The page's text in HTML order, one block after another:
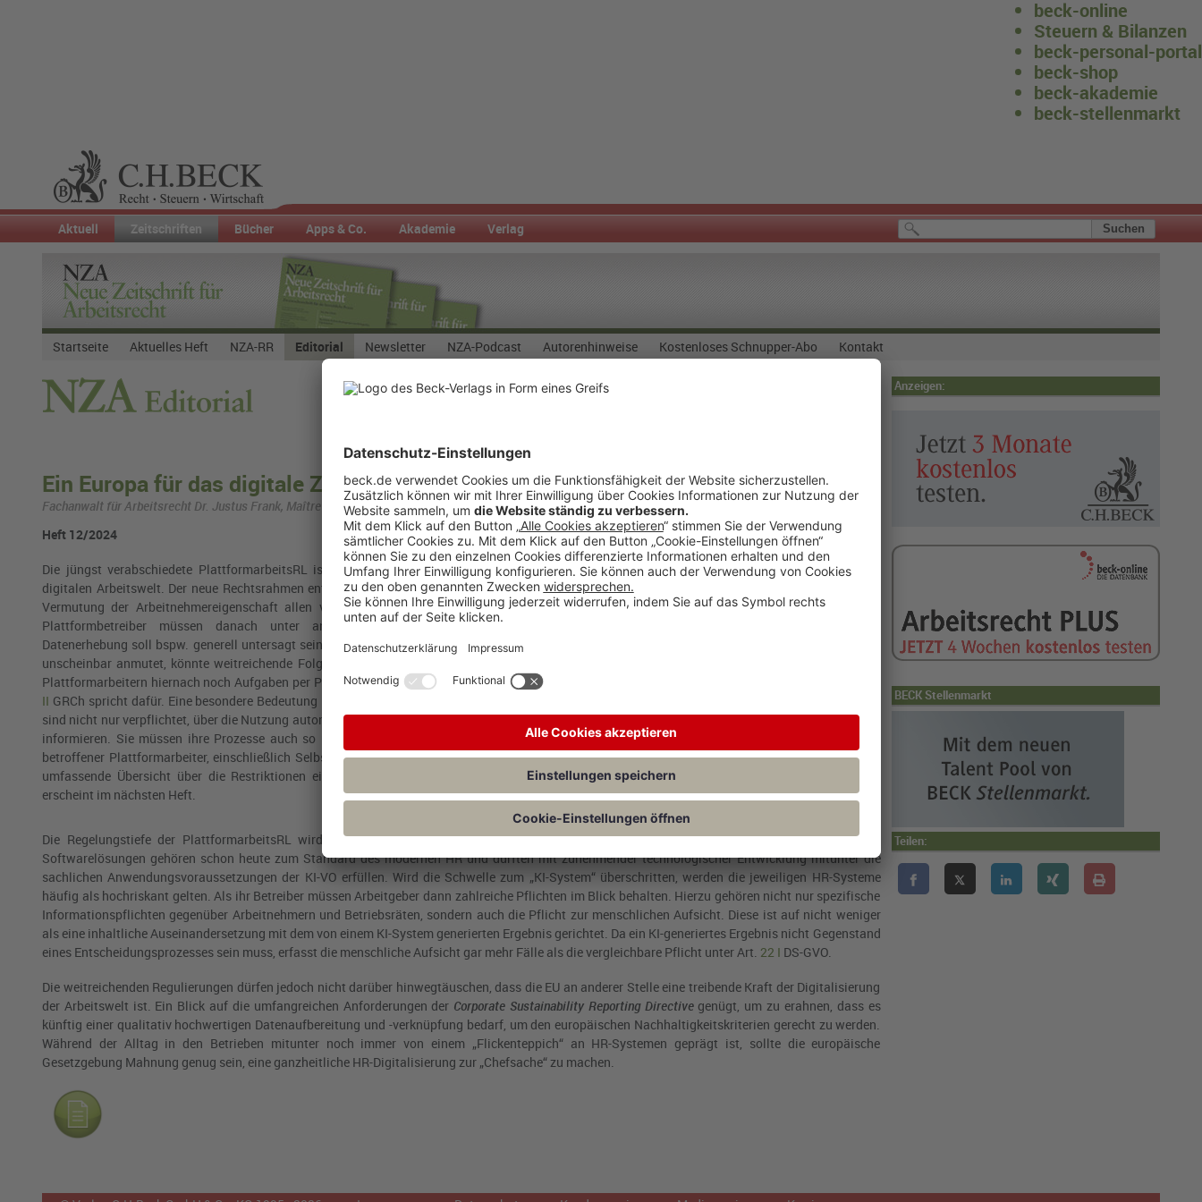
beck-online
Steuern & Bilanzen
beck-personal-portal
beck-shop
beck-akademie
beck-stellenmarkt
Aktuell Zeitschriften Bücher Apps & Co. Akademie Verlag
Startseite Aktuelles Heft NZA-RR Editorial Newsletter NZA-Podcast Autorenhinweise Kostenloses Schnupper-Abo Kontakt
Ein Europa für das digitale Zeitalter
Fachanwalt für Arbeitsrecht Dr. Justus Frank, Maître en droit, LL.M.
Heft 12/2024
Die jüngst verabschiedete PlattformarbeitsRL ist das nächste europäische Mosaiksteinchen zur Regulierung der
digitalen Arbeitswelt. Der neue Rechtsrahmen enthält neben der von Fischels/Sokoll (NZA2024,721) untersuchten
Vermutung der Arbeitnehmereigenschaft allen voran umfassende Vorgaben zum algorithmischen Management.
Plattformbetreiber müssen danach unter anderem besondere Datenverarbeitungsverbote beachten. Eine
Datenerhebung soll bspw. generell untersagt sein, wenn Plattformarbeit nicht ausgeführt oder angeboten wird. Was
unscheinbar anmutet, könnte weitreichende Folgen haben. Plattformbetreiber werden sich fragen, ob sie inaktiven
Plattformarbeitern hiernach noch Aufgaben per Push-Nachricht anbieten dürfen. Der Einwilligungsvorbehalt in
II GRCh spricht dafür. Eine besondere Bedeutung kommt auch den Transparenzanforderungen zu. Plattformbetreiber
sind nicht nur verpflichtet, über die Nutzung automatisierter Überwachungs- und Entscheidungssysteme detailliert zu
informieren. Sie müssen ihre Prozesse auch so umstellen, dass sie automatisierte Entscheidungen auf Verlangen
betroffener Plattformarbeiter, einschließlich Selbstständiger, überprüfen, erklären und ggf. berichtigen können. Eine
umfassende Übersicht über die Restriktionen eines algorithmischen Managements unter der PlattformarbeitsRL
erscheint im nächsten Heft.
Die Regelungstiefe der PlattformarbeitsRL wird noch einmal deutlich übertroffen von der jüngst ebenfalls verabschiedeten KI-VO. Komplexe
Softwarelösungen gehören schon heute zum Standard des modernen HR und dürften mit zunehmender technologischer Entwicklung mitunter die
sachlichen Anwendungsvoraussetzungen der KI-VO erfüllen. Wird die Schwelle zum „KI-System“ überschritten, werden die jeweiligen HR-Systeme
häufig als hochriskant gelten. Als ihr Betreiber müssen Arbeitgeber dann zahlreiche Pflichten im Blick behalten. Hierzu gehören nicht nur spezifische
Informationspflichten gegenüber Arbeitnehmern und Betriebsräten, sondern auch die Pflicht zur menschlichen Aufsicht. Diese ist auf nicht weniger
als eine inhaltliche Auseinandersetzung mit dem von einem KI-System generierten Ergebnis gerichtet. Da ein KI-generiertes Ergebnis nicht Gegenstand
eines Entscheidungsprozesses sein muss, erfasst die menschliche Aufsicht gar mehr Fälle als die vergleichbare Pflicht unterArt. 22 I DS-GVO.
Die weitreichenden Regulierungen dürfen jedoch nicht darüber hinwegtäuschen, dass die EU an anderer Stelle eine treibende Kraft der Digitalisierung
der Arbeitswelt ist. Ein Blick auf die umfangreichen Anforderungen der Corporate Sustainability Reporting Directivegenügt, um zu erahnen, dass es
künftig einer qualitativ hochwertigen Datenaufbereitung und -verknüpfung bedarf, um den europäischen Nachhaltigkeitskriterien gerecht zu werden.
Während der Alltag in den Betrieben mitunter noch immer von einem „Flickenteppich“ an HR-Systemen geprägt ist, sollte die europäische
Gesetzgebung Mahnung genug sein, eine ganzheitliche HR-Digitalisierung zur „Chefsache“ zu machen.
Anzeigen:
BECK Stellenmarkt
Teilen: